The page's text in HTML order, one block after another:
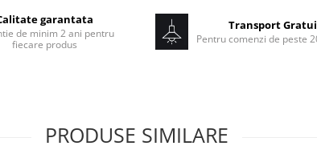
garantata
de minim 2 ani pentru
fiecare produs
Transport
Pentru comenzi de peste
PRODUSE SIMILARE